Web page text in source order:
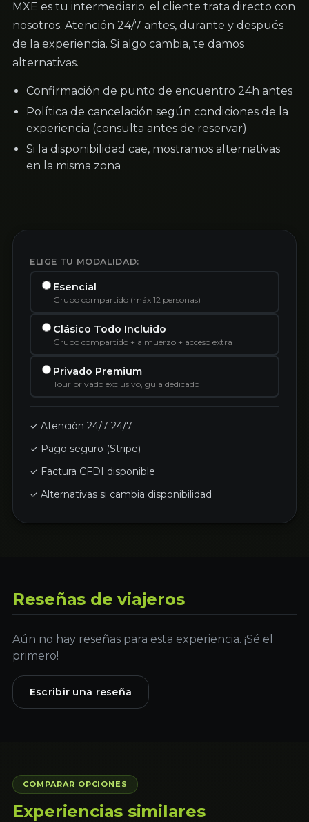
MXE es tu intermediario: el cliente trata directo con
nosotros. Atención 24/7 antes, durante y después
de la experiencia. Si algo cambia, te damos
alternativas.
Confirmación de punto de encuentro 24h antes
Política de cancelación según condiciones de la
experiencia (consulta antes de reservar)
Si la disponibilidad cae, mostramos alternativas
en la misma zona
ELIGE TU MODALIDAD:
Esencial
Grupo compartido (máx 12 personas)
Clásico Todo Incluido
Grupo compartido + almuerzo + acceso extra
Privado Premium
Tour privado exclusivo, guía dedicado
✓ Atención 24/7 24/7
✓ Pago seguro (Stripe)
✓ Factura CFDI disponible
✓ Alternativas si cambia disponibilidad
Reseñas de viajeros
Aún no hay reseñas para esta experiencia. ¡Sé el
primero!
Escribir una reseña
COMPARAR OPCIONES
Experiencias similares